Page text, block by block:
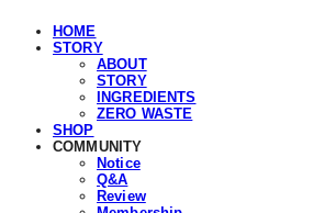
HOME
STORY
ABOUT
STORY
INGREDIENTS
ZERO WASTE
SHOP
COMMUNITY
Notice
Q&A
Review